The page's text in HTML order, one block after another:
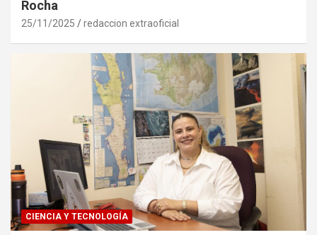
Rocha
25/11/2025 redaccion extraoficial
CIENCIA Y TECNOLOGÍA